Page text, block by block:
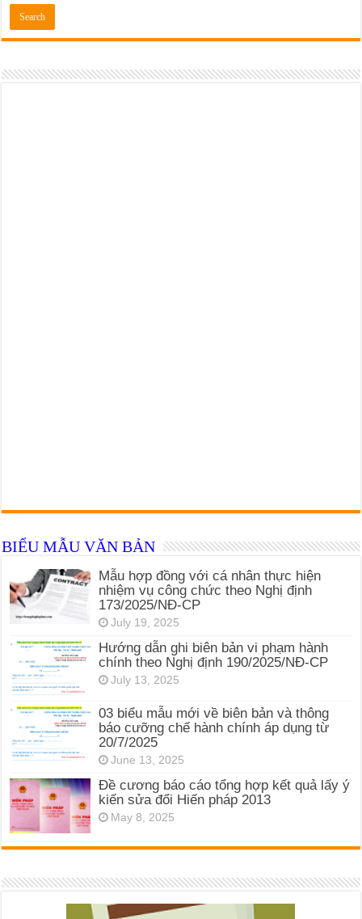
BIỂU MẪU VĂN BẢN
Mẫu hợp đồng với cá nhân thực hiện
nhiệm vụ công chức theo Nghị định
173/2025/NĐ-CP
July 19, 2025
Hướng dẫn ghi biên bản vi phạm hành
chính theo Nghị định 190/2025/NĐ-CP
July 13, 2025
03 biểu mẫu mới về biên bản và thông
báo cưỡng chế hành chính áp dụng từ
20/7/2025
June 13, 2025
Đề cương báo cáo tổng hợp kết quả lấy ý
kiến sửa đổi Hiến pháp 2013
May 8, 2025